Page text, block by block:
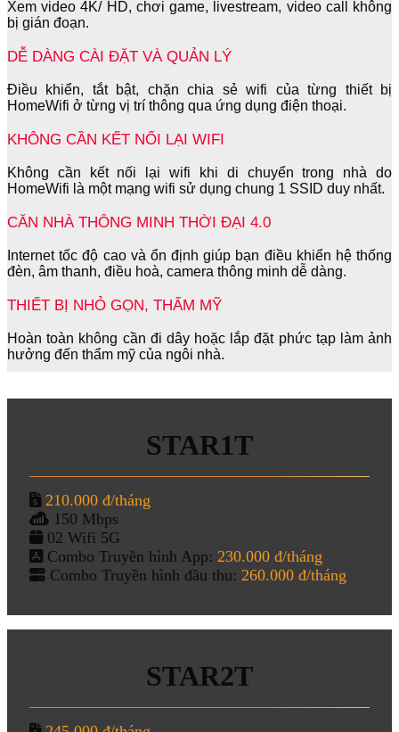
Xem video 4K/ HD, chơi game, livestream, video call không
bị gián đoạn.
DỄ DÀNG CÀI ĐẶT VÀ QUẢN LÝ
Điều khiển, tắt bật, chặn chia sẻ wifi của từng thiết bị
HomeWifi ở từng vị trí thông qua ứng dụng điện thoại.
KHÔNG CẦN KẾT NỐI LẠI WIFI
Không cần kết nối lại wifi khi di chuyển trong nhà do
HomeWifi là một mạng wifi sử dụng chung 1 SSID duy nhất.
CĂN NHÀ THÔNG MINH THỜI ĐẠI 4.0
Internet tốc độ cao và ổn định giúp bạn điều khiển hệ thống
đèn, âm thanh, điều hoà, camera thông minh dễ dàng.
THIẾT BỊ NHỎ GỌN, THẨM MỸ
Hoàn toàn không cần đi dây hoặc lắp đặt phức tạp làm ảnh
hưởng đến thẩm mỹ của ngôi nhà.
STAR1T
210.000 đ/tháng
150 Mbps
02 Wifi 5G
Combo Truyền hình App: 230.000 đ/tháng
Combo Truyền hình đầu thu: 260.000 đ/tháng
STAR2T